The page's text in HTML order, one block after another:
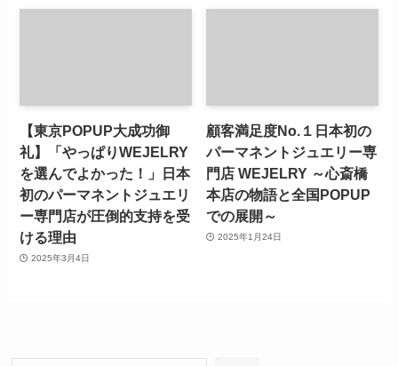
【東京POPUP大成功御
礼】「やっぱりWEJELRY
を選んでよかった！」日本
初のパーマネントジュエリ
ー専門店が圧倒的支持を受
ける理由
2025年3月4日
顧客満足度No.１日本初の
パーマネントジュエリー専
門店 WEJELRY ～心斎橋
本店の物語と全国POPUP
での展開～
2025年1月24日